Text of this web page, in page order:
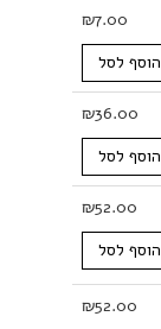
₪7.00
הוסף לסל
₪36.00
הוסף לסל
₪52.00
הוסף לסל
₪52.00